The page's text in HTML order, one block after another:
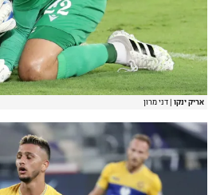
אריק ינקו דני מרון